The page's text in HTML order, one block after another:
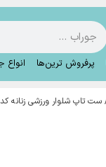
پرفروش ترین‌ها انواع
تاپ شلوار ورزشی زنانه کد:309 (تک